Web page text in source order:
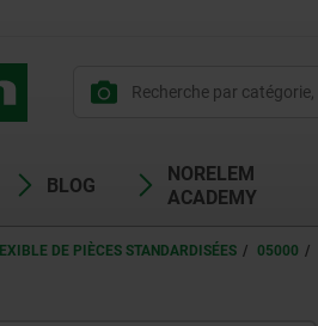
BLOG
NORELEM
ACADEMY
DE PIÈCES STANDARDISÉES 05000